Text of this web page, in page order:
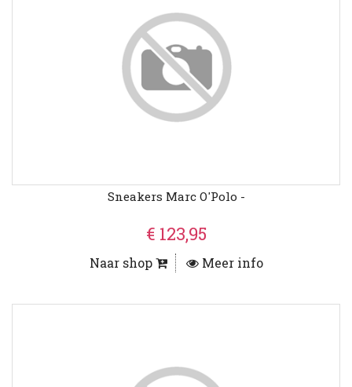
Sneakers Marc O'Polo -
€ 123,95
Naar shop Meer info